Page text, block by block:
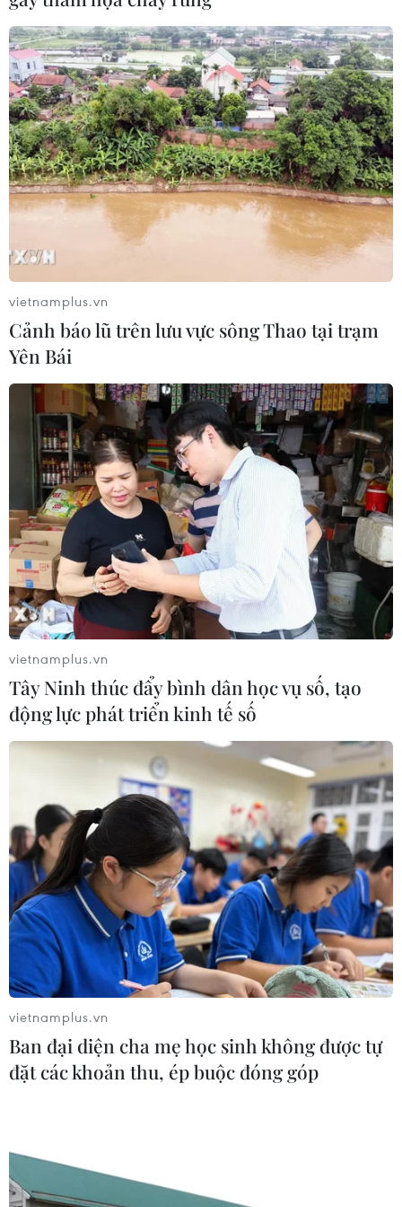
vietnamplus.vn
Cảnh báo lũ trên lưu vực sông Thao tại trạm
Yên Bái
vietnamplus.vn
Tây Ninh thúc đẩy bình dân học vụ số, tạo
động lực phát triển kinh tế số
vietnamplus.vn
Ban đại diện cha mẹ học sinh không được tự
đặt các khoản thu, ép buộc đóng góp